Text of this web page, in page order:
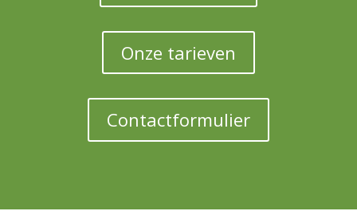
Onze tarieven
Contactformulier